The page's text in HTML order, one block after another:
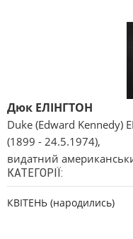
Дюк ЕЛІНГТОН
Duke (Edward Kennedy)
(1899 - 24.5.1974),
видатний
КАТЕГОРІЇ:
КВІТЕНЬ (народились)